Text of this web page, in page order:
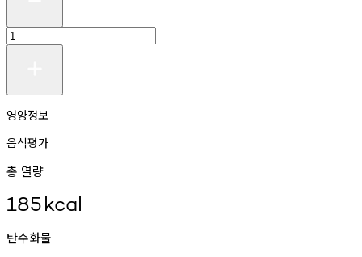
영양정보
음식평가
총 열량
185kcal
탄수화물